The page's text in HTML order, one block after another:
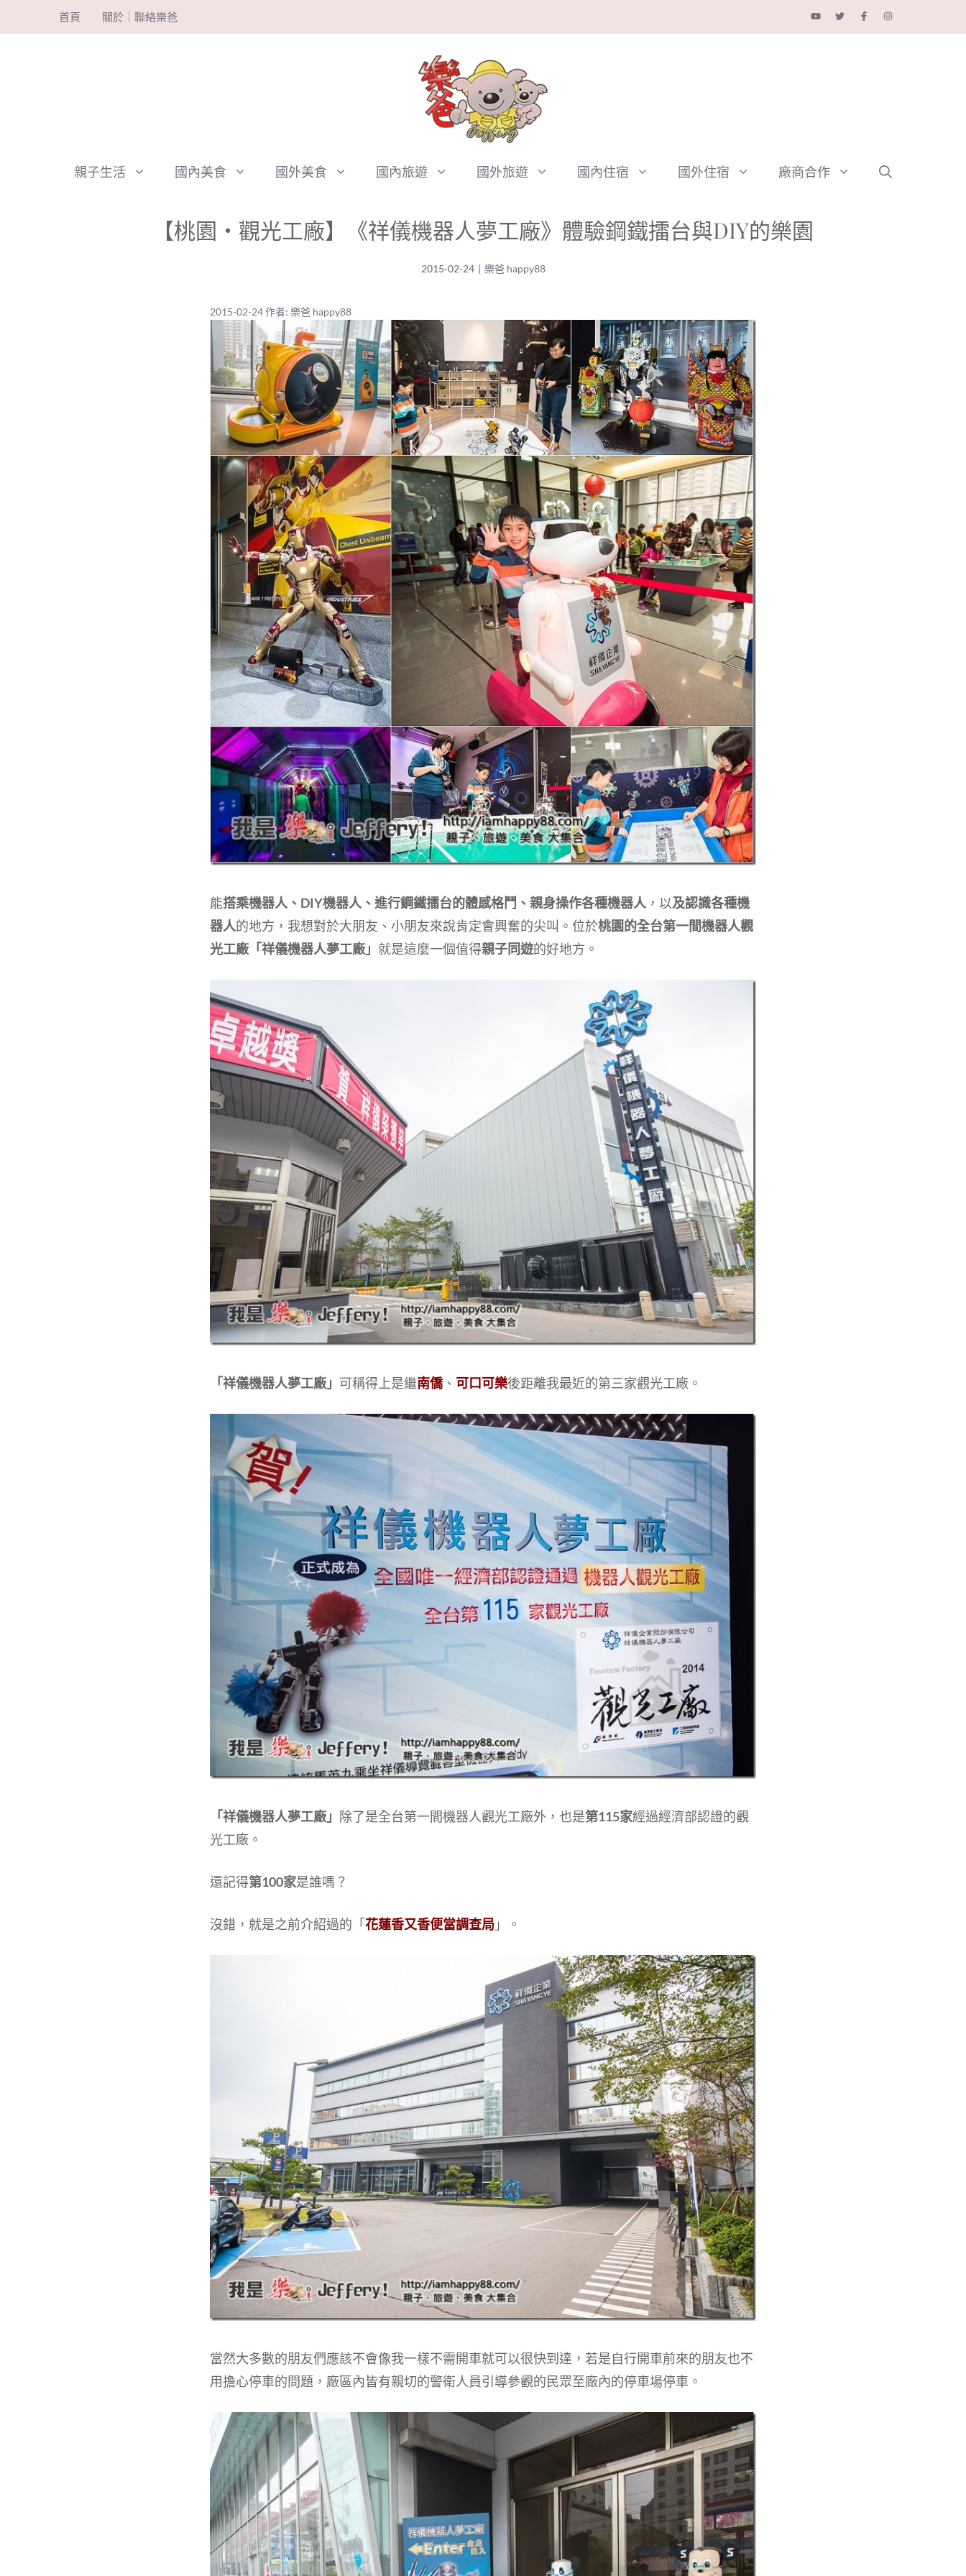
至
首頁 關於｜聯絡樂爸
親子生活 國內美食 國外美食 國內旅遊 國外旅遊 國內住宿 國外住宿 廠商合作
【桃園‧觀光工廠】《祥儀機器人夢工廠》體驗鋼鐵擂台與DIY的樂園
2015-02-24 | 樂爸 happy88
2015-02-24作者: 樂爸 happy88
能搭乘機器人、DIY機器人、進行鋼鐵擂台的體感格鬥、親身操作各種機器人 ，以及認識各種機
器人的地方，我想對於大朋友、小朋友來說肯定會興奮的尖叫。位於桃園的全台第一間機器人觀
光工廠「祥儀機器人夢工廠」 就是這麼一個值得親子同遊的好地方。
「祥儀機器人夢工廠」 可稱得上是繼南僑、 可口可樂後距離我最近的第三家觀光工廠。
「祥儀機器人夢工廠」 除了是全台第一間機器人觀光工廠外，也是第115家經過經濟部認證的觀
光工廠。
還記得第100家是誰嗎？
沒錯，就是之前介紹過的「花蓮香又香便當調查局 」。
當然大多數的朋友們應該不會像我一樣不需開車就可以很快到達，若是自行開車前來的朋友也不
用擔心停車的問題，廠區內皆有親切的警衛人員引導參觀的民眾至廠內的停車場停車。